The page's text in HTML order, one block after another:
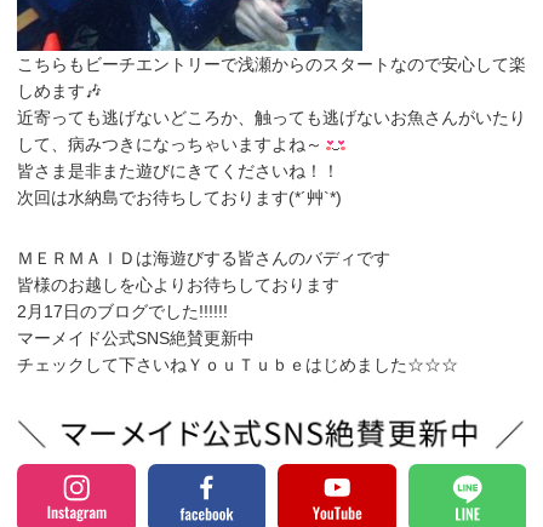
こちらもビーチエントリーで浅瀬からのスタートなので安心して楽
しめます🎶
近寄っても逃げないどころか、触っても逃げないお魚さんがいたり
して、病みつきになっちゃいますよね～
皆さま是非また遊びにきてくださいね！！
次回は水納島でお待ちしております(*´艸`*)
ＭＥＲＭＡＩＤは海遊びする皆さんのバディです
皆様のお越しを心よりお待ちしております
2月17日のブログでした!!!!!!
マーメイド公式SNS絶賛更新中
チェックして下さいねＹｏｕＴｕｂｅはじめました☆☆☆